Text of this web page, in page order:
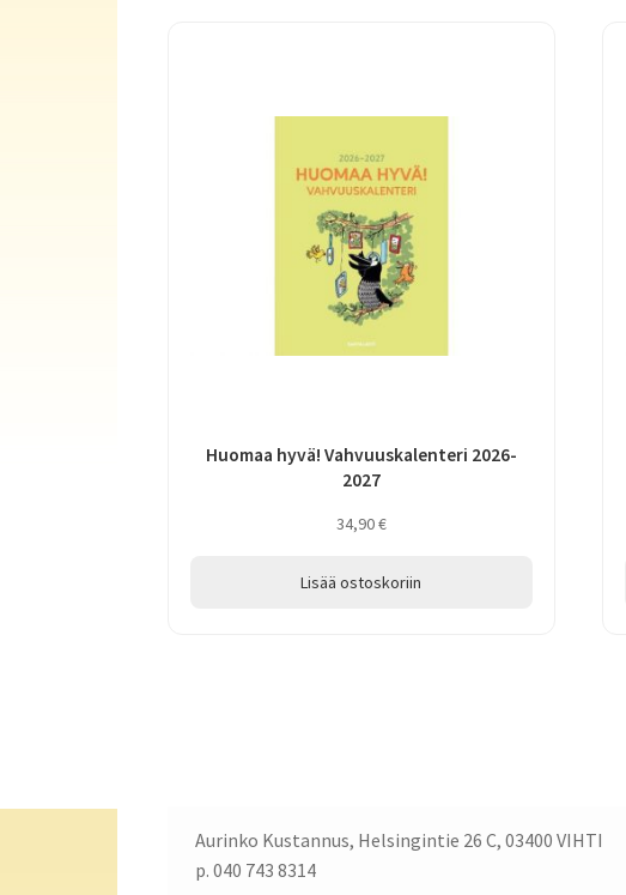
Huomaa hyvä! Vahvuuskalenteri 2026-
2027
34,90€
Lisää ostoskoriin
Aurinko Kustannus, Helsingintie 26 C, 03400 VIHTI
p. 040 743 8314